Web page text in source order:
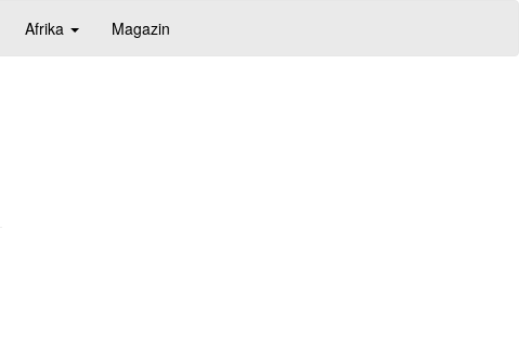
Afrika Magazin